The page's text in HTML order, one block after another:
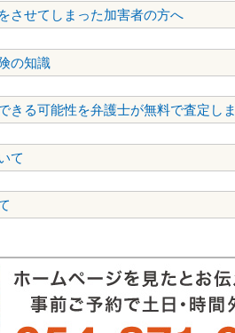
させてしまった加害者の方へ
の知識
きる可能性を弁護士が無料で査定し
て